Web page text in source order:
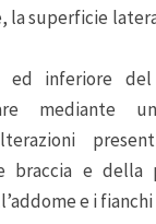
la superficie
ed inferiore
mediante
braccia e della
e i fianchi